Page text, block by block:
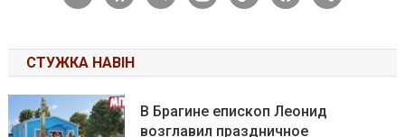
СТУЖКА НАВІН
В Брагине епископ Леонид
возглавил праздничное